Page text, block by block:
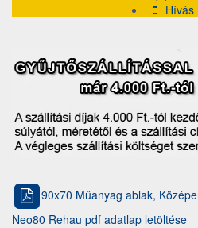
Hívás
90x70 Műanyag ablak,
Neo80 Rehau pdf adatlap letöltése